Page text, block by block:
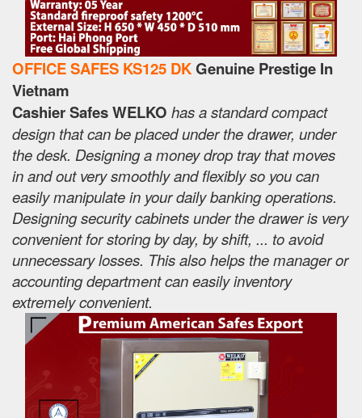
OFFICE SAFES KS125 DKGenuine Prestige In
Vietnam
Cashier Safes WELKO has a standard compact
design that can be placed under the drawer, under
the desk. Designing a money drop tray that moves
in and out very smoothly and flexibly so you can
easily manipulate in your daily banking operations.
Designing security cabinets under the drawer is very
convenient for storing by day, by shift, ... to avoid
unnecessary losses. This also helps the manager or
accounting department can easily inventory
extremely convenient.